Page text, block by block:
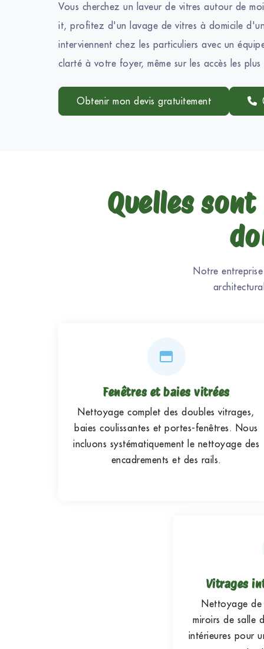
Vous cherchez un laveur de vitres autour de
it, profitez d'un lavage de vitres à domicile
interviennent chez les particuliers avec un
clarté à votre foyer, même sur les accès les
Obtenir mon devis gratuitement
Quelles
Notre
Fenêtres et baies vitrées
Nettoyage complet des doubles vitrages,
baies coulissantes et portes-fenêtres. Nous
incluons systématiquement le nettoyage des
encadrements et des rails.
Vitrages
Nettoyage
miroirs de salle
intérieures pour